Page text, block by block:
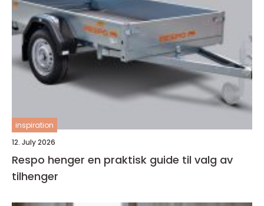
inspiration
12. July 2026
Respo henger en praktisk guide til valg av
tilhenger